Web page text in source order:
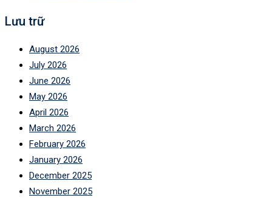
Lưu trữ
August 2026
July 2026
June 2026
May 2026
April 2026
March 2026
February 2026
January 2026
December 2025
November 2025